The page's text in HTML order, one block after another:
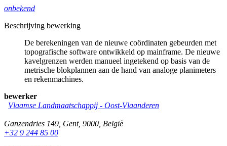
onbekend
Beschrijving bewerking
De berekeningen van de nieuwe coördinaten gebeurden met
topografische software ontwikkeld op mainframe. De nieuwe
kavelgrenzen werden manueel ingetekend op basis van de
metrische blokplannen aan de hand van analoge planimeters
en rekenmachines.
bewerker
Vlaamse Landmaatschappij - Oost-Vlaanderen
Ganzendries 149 Gent, 9000 België
+32 9 244 85 00